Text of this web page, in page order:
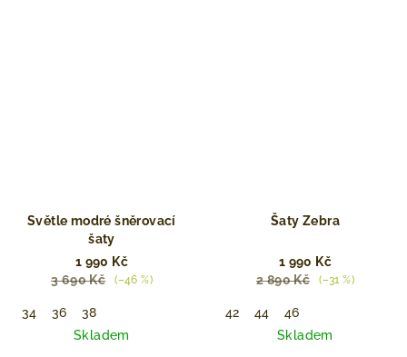
Světle modré šněrovací
šaty
1 990 Kč
3 690 Kč
(–46 %)
34 36
38
Skladem
Šaty Zebra
1 990 Kč
2 890 Kč
(–31 %)
42 44
46
Skladem